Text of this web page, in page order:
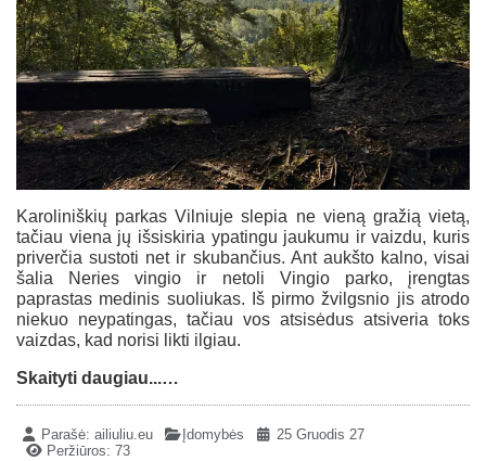
Karoliniškių parkas Vilniuje slepia ne vieną gražią vietą,
tačiau viena jų išsiskiria ypatingu jaukumu ir vaizdu, kuris
priverčia sustoti net ir skubančius. Ant aukšto kalno, visai
šalia Neries vingio ir netoli Vingio parko, įrengtas
paprastas medinis suoliukas. Iš pirmo žvilgsnio jis atrodo
niekuo neypatingas, tačiau vos atsisėdus atsiveria toks
vaizdas, kad norisi likti ilgiau.
Skaityti daugiau...…
Parašė:ailiuliu.eu Įdomybės
25 Gruodis 27
Peržiūros: 73